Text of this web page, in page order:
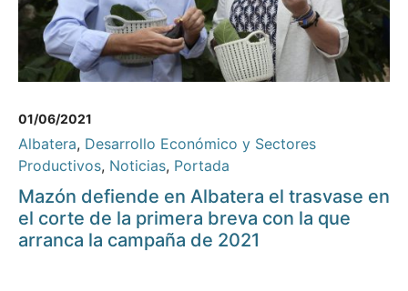
01/06/2021
Albatera, Desarrollo Económico y Sectores
Productivos, Noticias, Portada
Mazón defiende en Albatera el trasvase en
el corte de la primera breva con la que
arranca la campaña de 2021